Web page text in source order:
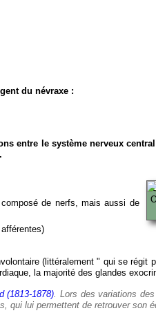
du névraxe :
entre le système nerveux
composé de nerfs, mais aussi de
(littéralement " qui se régit
la majorité des glandes
(1813-1878). Lors des variations
qui lui permettent de retrouver son